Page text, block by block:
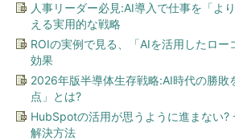
人事リーダー必見:AI導入で仕事を「よ
える実用的な戦略
ROIの実例で見る、「AIを活用したロー
効果
2026年版半導体生存戦略:AI時代の勝敗
点」とは?
HubSpotの活用が思うように進まない?
解決方法